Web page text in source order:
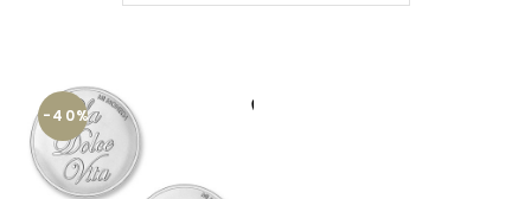
-40%